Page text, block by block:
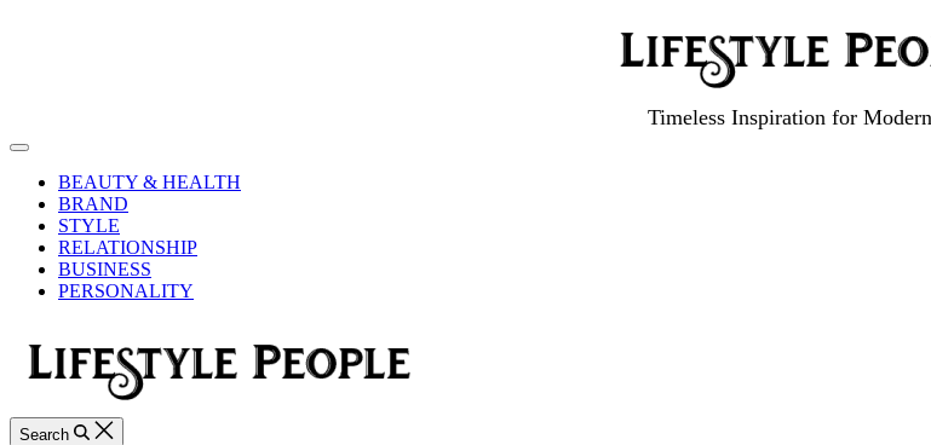
Timeless Inspiration for
Off
CanvasBEAUTY & HEALTH
BRAND
STYLE
RELATIONSHIP
BUSINESS
PERSONALITY
Search